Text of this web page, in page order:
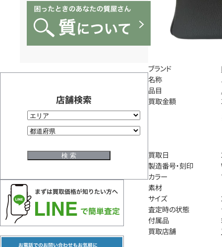
店舗検索
ブランド
名称
品目
買取金額
買取日
製造番号・刻印
カラー
素材
サイズ
査定時の状態
付属品
買取店舗